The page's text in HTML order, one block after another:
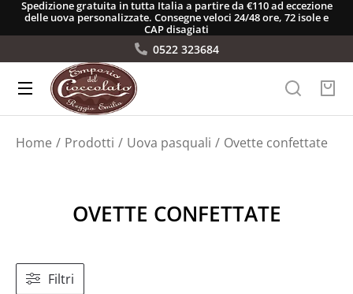
Spedizione gratuita in tutta Italia a partire da €110 ad eccezione
delle uova personalizzate. Consegne veloci 24/48 ore, 72 isole e
CAP disagiati
0522 323684
Tu sei qui:
Home Prodotti Uova pasquali Ovette confettate
OVETTE CONFETTATE
Filtri